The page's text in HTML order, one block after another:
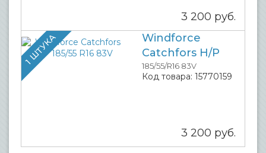
3 200 руб.
1 ШТУКА
Windforce
Catchfors H/P
185/55/R16 83V
Код товара: 15770159
3 200 руб.